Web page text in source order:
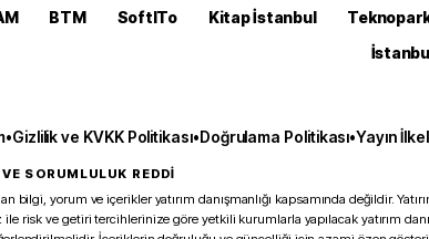
BTM SoftITo Kitap İstanbul
•Gizlilik ve KVKK Politikası•Doğrulama Politikası•Yayın
SORUMLULUK REDDİ
bilgi, yorum ve içerikler yatırım danışmanlığı kapsamında değildir.
risk ve getiri tercihlerinize göre yetkili kurumlarla yapılacak yatırım